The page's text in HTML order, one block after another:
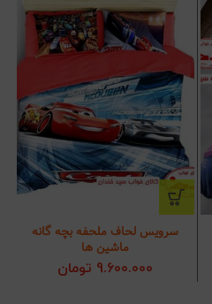
سرویس لحاف ملحفه بچه گانه
ماشین ها
9.600.000 تومان